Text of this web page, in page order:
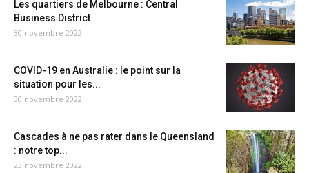
Les quartiers de Melbourne : Central
Business District
30 novembre 2022
COVID-19 en Australie : le point sur la
situation pour les...
30 novembre 2022
Cascades à ne pas rater dans le Queensland
: notre top...
23 novembre 2022